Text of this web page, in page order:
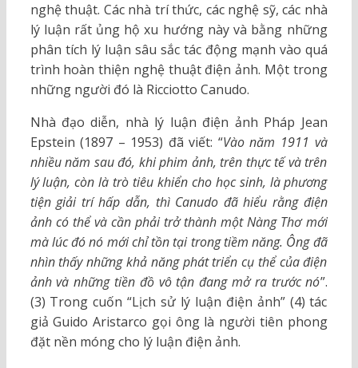
nghệ thuật. Các nhà trí thức, các nghệ sỹ, các nhà
lý luận rất ủng hộ xu hướng này và bằng những
phân tích lý luận sâu sắc tác động mạnh vào quá
trình hoàn thiện nghệ thuật điện ảnh. Một trong
những người đó là Ricciotto Canudo.
Nhà đạo diễn, nhà lý luận điện ảnh Pháp Jean
Epstein (1897 – 1953) đã viết: “Vào năm 1911 và
nhiều năm sau đó, khi phim ảnh, trên thực tế và trên
lý luận, còn là trò tiêu khiển cho học sinh, là phương
tiện giải trí hấp dẫn, thì Canudo đã hiểu rằng điện
ảnh có thể và cần phải trở thành một Nàng Thơ mới
mà lúc đó nó mới chỉ tồn tại trong tiềm năng. Ông đã
nhìn thấy những khả năng phát triển cụ thể của điện
ảnh và những tiền đồ vô tận đang mở ra trước nó”.
(3) Trong cuốn “Lịch sử lý luận điện ảnh” (4) tác
giả Guido Aristarco gọi ông là người tiên phong
đặt nền móng cho lý luận điện ảnh.